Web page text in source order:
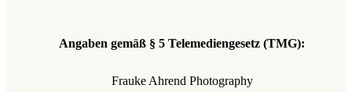
Angaben gemäß § 5 Telemediengesetz (TMG):
Frauke Ahrend Photography